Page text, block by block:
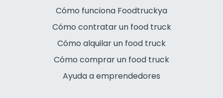
Cómo funciona Foodtruckya
Cómo contratar un food truck
Cómo alquilar un food truck
Cómo comprar un food truck
Ayuda a emprendedores